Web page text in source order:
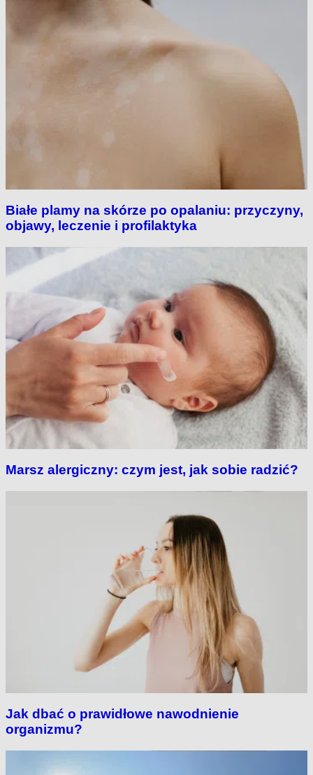
Białe plamy na skórze po opalaniu: przyczyny,
objawy, leczenie i profilaktyka
Marsz alergiczny: czym jest, jak sobie radzić?
Jak dbać o prawidłowe nawodnienie
organizmu?